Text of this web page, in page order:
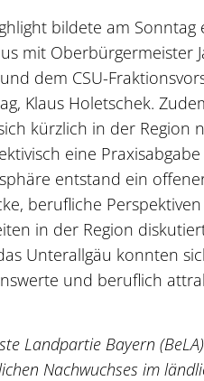
bildete am Sonntag
mit Oberbürgermeister
dem CSU-
Klaus Holetschek.
kürzlich in der Region
eine
entstand ein
berufliche
in der Region
Unterallgäu konnten
und beruflich
Landpartie Bayern
Nachwuchses im